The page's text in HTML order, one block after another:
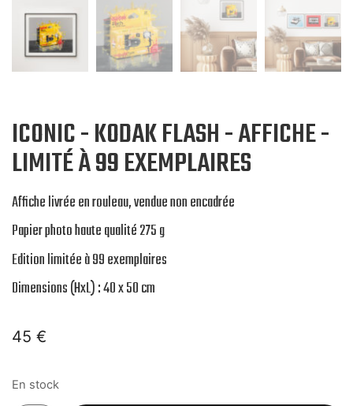
ICONIC - KODAK FLASH - AFFICHE -
LIMITÉ À 99 EXEMPLAIRES
Affiche livrée en rouleau, vendue non encadrée
Papier photo haute qualité 275 g
Edition limitée à 99 exemplaires
Dimensions (HxL) : 40 x 50 cm
45 €
En stock